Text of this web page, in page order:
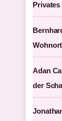
Privates
Adan
der